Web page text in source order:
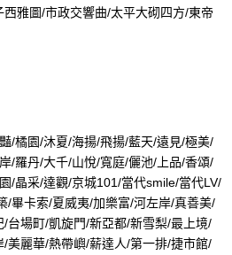
雅圖/市政交響曲/太平大砌四方/東帝
/橘園/沐夏/海揚/飛揚/藍天/遠見/極美/
/羅丹/大千/山悅/寬庭/儷池/上品/香頌/
/晶采/達觀/京城101/當代smile/當代LV/
/畢卡索/夏威夷/加樂富/河左岸/真善美/
/台場町/凱旋門/新亞都/新雪梨/最上境/
美麗華/熱帶嶼/薪達人/第一排/捷市館/